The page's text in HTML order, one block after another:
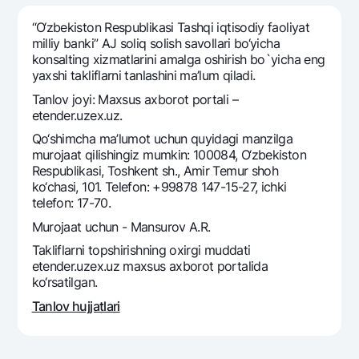
Hamma uchun USD uchun
Talab qilib olinguncha USD
Oltin omonat
NBU’dan oltin quymalar
Kumush omonat
UzCard/HUMO
Visa
Visa FIFA
Mastercard
Ish haqi
Garmin pay
Eskrou hisobvarag‘i
Tariflar
Aksiyalar
Milliy mobil ilovasi
Ko'p beriladigan savollar
Sayt bo‘yicha qidiring
Qidirish
Foydali havolalar
“O‘zbekiston Respublikasi Tashqi iqtisodiy faoliyat
milliy banki” AJ soliq solish savollari bo‘yicha
konsalting xizmatlarini amalga oshirish bo`yicha eng
yaxshi takliflarni tanlashini ma’lum qiladi.
Tanlov joyi: Maxsus axborot portali –
etender.uzex.uz.
Qo‘shimcha ma’lumot uchun quyidagi manzilga
murojaat qilishingiz mumkin: 100084, O‘zbekiston
Respublikasi, Toshkent sh., Amir Temur shoh
ko‘chasi, 101. Telefon: +99878 147-15-27, ichki
telefon: 17-70.
Murojaat uchun - Mansurov A.R.
Takliflarni topshirishning oxirgi muddati
etender.uzex.uz maxsus axborot portalida
ko‘rsatilgan.
Tanlov hujjatlari